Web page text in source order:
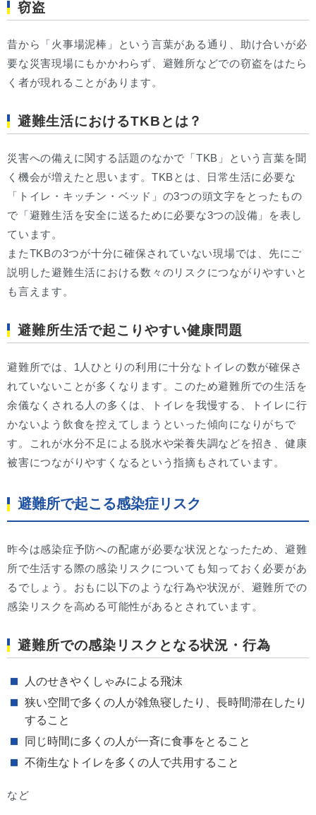
窃盗
昔から「火事場泥棒」という言葉がある通り、助け合いが必
要な災害現場にもかかわらず、避難所などでの窃盗をはたら
く者が現れることがあります。
避難生活におけるTKBとは？
災害への備えに関する話題のなかで「TKB」という言葉を聞
く機会が増えたと思います。TKBとは、日常生活に必要な
「トイレ・キッチン・ベッド」の3つの頭文字をとったもの
で「避難生活を安全に送るために必要な3つの設備」を表し
ています。
またTKBの3つが十分に確保されていない現場では、先にご
説明した避難生活における数々のリスクにつながりやすいと
も言えます。
避難所生活で起こりやすい健康問題
避難所では、1人ひとりの利用に十分なトイレの数が確保さ
れていないことが多くなります。このため避難所での生活を
余儀なくされる人の多くは、トイレを我慢する、トイレに行
かないよう飲食を控えてしまうといった傾向になりがちで
す。これが水分不足による脱水や栄養失調などを招き、健康
被害につながりやすくなるという指摘もされています。
避難所で起こる感染症リスク
昨今は感染症予防への配慮が必要な状況となったため、避難
所で生活する際の感染リスクについても知っておく必要があ
るでしょう。おもに以下のような行為や状況が、避難所での
感染リスクを高める可能性があるとされています。
避難所での感染リスクとなる状況・行為
人のせきやくしゃみによる飛沫
狭い空間で多くの人が雑魚寝したり、長時間滞在したり
すること
同じ時間に多くの人が一斉に食事をとること
不衛生なトイレを多くの人で共用すること
など